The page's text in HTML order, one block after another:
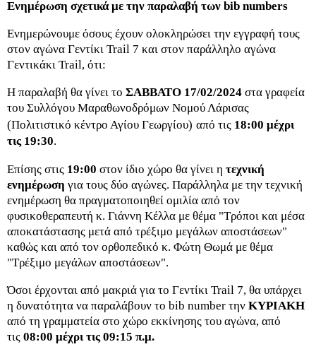
Ενημέρωση σχετικά με την παραλαβή των bib numbers
Ενημερώνουμε όσους έχουν ολοκληρώσει την εγγραφή τους
στον αγώνα Γεντίκι Trail 7 και στον παράλληλο αγώνα
Γεντικάκι Trail, ότι:
Η παραλαβή θα γίνει το ΣΑΒΒΑΤΟ 17/02/2024 στα γραφεία
του Συλλόγου Μαραθωνοδρόμων Νομού Λάρισας
(Πολιτιστικό κέντρο Αγίου Γεωργίου) από τις 18:00 μέχρι
τις 19:30.
Επίσης στις 19:00 στον ίδιο χώρο θα γίνει η τεχνική
ενημέρωση για τους δύο αγώνες. Παράλληλα με την τεχνική
ενημέρωση θα πραγματοποιηθεί ομιλία από τον
φυσικοθεραπευτή κ. Γιάννη Κέλλα με θέμα "Τρόποι και μέσα
αποκατάστασης μετά από τρέξιμο μεγάλων αποστάσεων"
καθώς και από τον ορθοπεδικό κ. Φώτη Θωμά με θέμα
"Τρέξιμο μεγάλων αποστάσεων".
Όσοι έρχονται από μακριά για το Γεντίκι Trail 7, θα υπάρχει
η δυνατότητα να παραλάβουν το bib number την ΚΥΡΙΑΚΗ
από τη γραμματεία στο χώρο εκκίνησης του αγώνα, από
τις 08:00 μέχρι τις 09:15 π.μ.